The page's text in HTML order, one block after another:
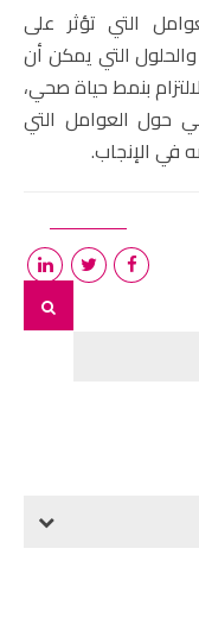
التي تؤثر على
التي يمكن أن
بنمط حياة صحي،
حول العوامل التي
في الإنجاب.